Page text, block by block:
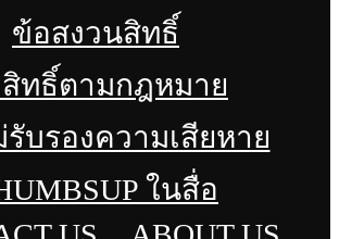
ข้อสงวนสิทธิ์
ทธิ์ตามกฎหมาย
รับรองความเสียหาย
ในสื่อ